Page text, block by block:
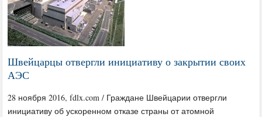
Швейцарцы отвергли инициативу о закрытии своих
АЭС
28 ноября 2016, fdlx.com / Граждане Швейцарии отвергли
инициативу об ускоренном отказе страны от атомной